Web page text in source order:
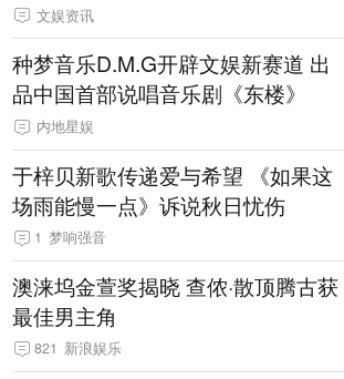
文娱资讯
种梦音乐D.M.G开辟文娱新赛道 出
品中国首部说唱音乐剧《东楼》
内地星娱
于梓贝新歌传递爱与希望 《如果这
场雨能慢一点》诉说秋日忧伤
1 梦响强音
澳涞坞金萱奖揭晓 查侬·散顶腾古获
最佳男主角
821 新浪娱乐